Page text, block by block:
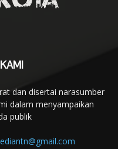
dan disertai narasumber
dalam menyampaikan
publik